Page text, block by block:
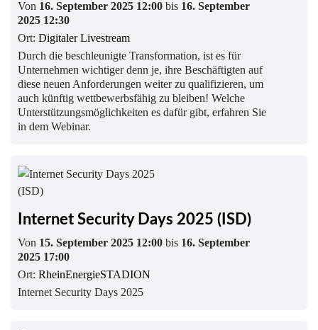
Von 16. September 2025 12:00 bis 16. September
2025 12:30
Ort: Digitaler Livestream
Durch die beschleunigte Transformation, ist es für
Unternehmen wichtiger denn je, ihre Beschäftigten auf
diese neuen Anforderungen weiter zu qualifizieren, um
auch künftig wettbewerbsfähig zu bleiben! Welche
Unterstützungsmöglichkeiten es dafür gibt, erfahren Sie
in dem Webinar.
Internet Security Days 2025 (ISD)
Von 15. September 2025 12:00 bis 16. September
2025 17:00
Ort: RheinEnergieSTADION
Internet Security Days 2025